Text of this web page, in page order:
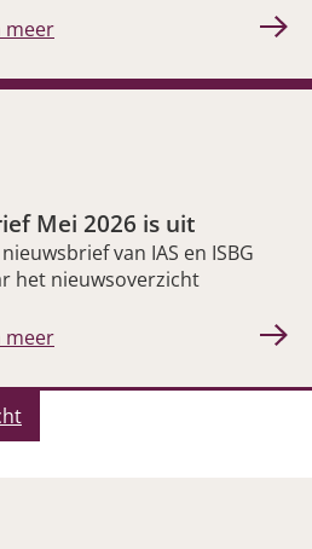
meer
Mei 2026 is uit
van IAS en ISBG
het nieuwsoverzicht
meer